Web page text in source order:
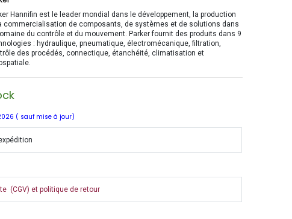
Hannifin est le leader mondial dans le développement, la production
commercialisation de composants, de systèmes et de solutions dans
du contrôle et du mouvement. Parker fournit des produits dans 9
: hydraulique, pneumatique, électromécanique, filtration,
des procédés, connectique, étanchéité, climatisation et
( sauf mise à jour)
(CGV) et politique de retour